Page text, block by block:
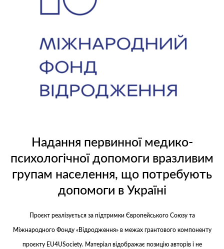
Надання первинної медико-
психологічної допомоги вразливим
групам населення, що потребують
допомоги в Україні
Проєкт реалізується за підтримки Європейського Союзу та
Міжнародного Фонду «Відродження» в межах грантового компоненту
проєкту EU4USociety. Матеріал відображає позицію авторів і не